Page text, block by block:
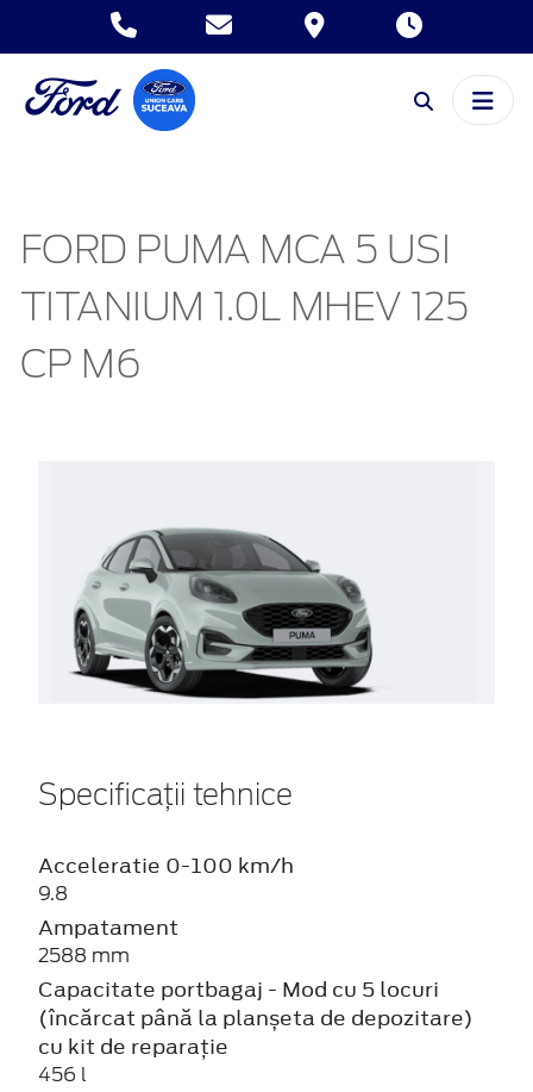
FORD PUMA MCA 5 USI
TITANIUM 1.0L MHEV 125
CP M6
Specificații tehnice
Acceleratie 0-100 km/h
9.8
Ampatament
2588 mm
Capacitate portbagaj - Mod cu 5 locuri
(încărcat până la planșeta de depozitare)
cu kit de reparație
456 l